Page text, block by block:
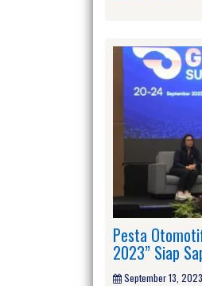
Pesta
2023” Siap
September 13, 2023